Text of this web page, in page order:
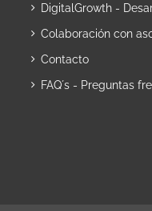
DigitalGrowth -
Colaboración con
Contacto
FAQ´s - Preguntas